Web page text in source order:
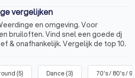
vergelijken
en omgeving. Voor
bruiloften. Vind snel een goede dj
& onafhankelijk. Vergelijk de top 10.
(5) Dance (3) 70's / 80's /